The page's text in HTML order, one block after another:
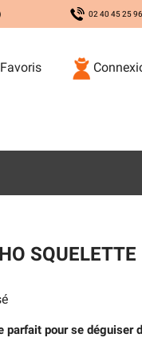
02 40 45 25
Favoris
parfait pour se déguiser